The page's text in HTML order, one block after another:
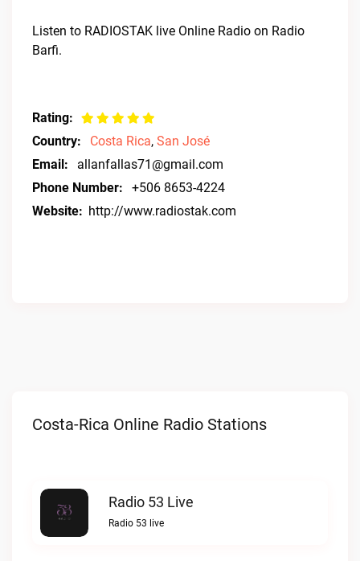
Listen to RADIOSTAK live Online Radio on Radio
Barfi.
Rating:
Country:
Costa Rica, San José
Email:
allanfallas71@gmail.com
Phone Number:
+506 8653-4224
Website: http://www.radiostak.com
Costa-Rica Online Radio Stations
Radio 53 Live
Radio 53 live